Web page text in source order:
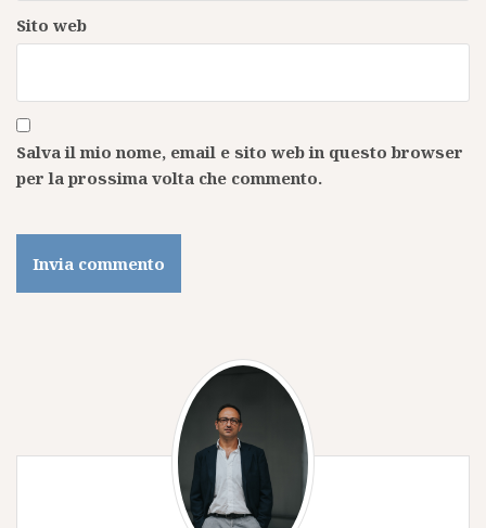
Sito web
Salva il mio nome, email e sito web in questo browser
per la prossima volta che commento.